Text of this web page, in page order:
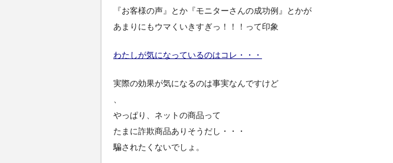
『お客様の声』とか『モニターさんの成功例』とかが
あまりにもウマくいきすぎっ！！！って印象
わたしが気になっているのはコレ・・・
実際の効果が気になるのは事実なんですけど
やっぱり、ネットの商品って
たまに詐欺商品ありそうだし・・・
騙されたくないでしょ。